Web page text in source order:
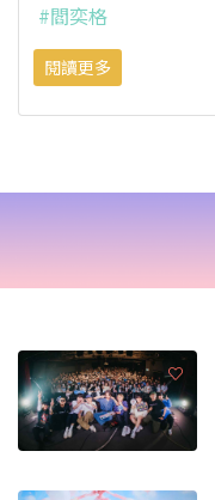
#閻奕格
閱讀更多